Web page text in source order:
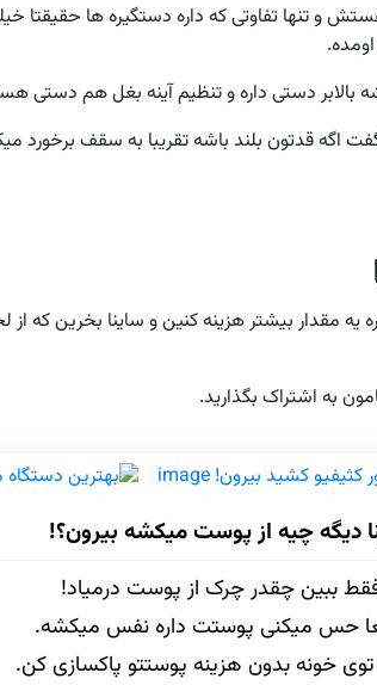
و تنها تفاوتی که داره دستگیره ها حقیقتا
دستی داره و تنظیم آینه بغل هم دستی
قدتون بلند باشه تقریبا به سقف برخورد
یه مقدار بیشتر هزینه کنین و ساینا بخرین که
به اشتراک بگذارید.
دیگه چیه از پوست میکشه بیرون؟!
ببین چقدر چرک از پوست درمیاد!
حس میکنی پوستت داره نفس میکشه.
خونه بدون هزینه پوستتو پاکسازی کن.